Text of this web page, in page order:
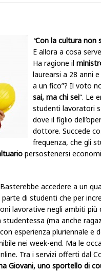
“Con la cultura non
E allora a cosa
Ha ragione il
laurearsi a 28 anni
a un fico”? Il voto
sai, ma chi sei“. Le
studenti lavoratori
dove il figlio
dottore. Succede
frequenza, che gli
persostenersi
accedere a un
di studenti che per
lavorative negli ambiti più
(ma anche
esperienza pluriennale e
nei week-end. Ma le
Tra i servizi offerti dal
Giovani, uno sportello di